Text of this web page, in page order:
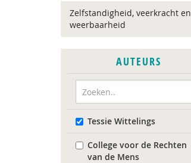
Zelfstandigheid, veerkracht en
weerbaarheid
AUTEURS
Tessie Wittelings
College voor de Rechten
van de Mens